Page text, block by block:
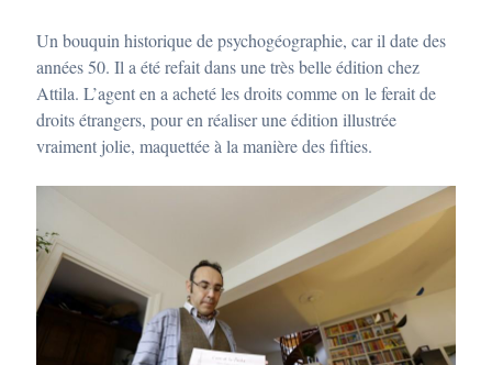
Un bouquin historique de psychogéographie, car il date des
années 50. Il a été refait dans une très belle édition chez
Attila. L’agent en a acheté les droits comme on le ferait de
droits étrangers, pour en réaliser une édition illustrée
vraiment jolie, maquettée à la manière des fifties.